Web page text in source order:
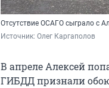
Отсутствие ОСАГО сыграло с
Источник: Олег Каргаполов
В апреле Алексей
ГИБДД признали